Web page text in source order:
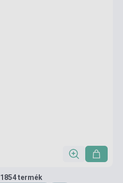
1854 termék